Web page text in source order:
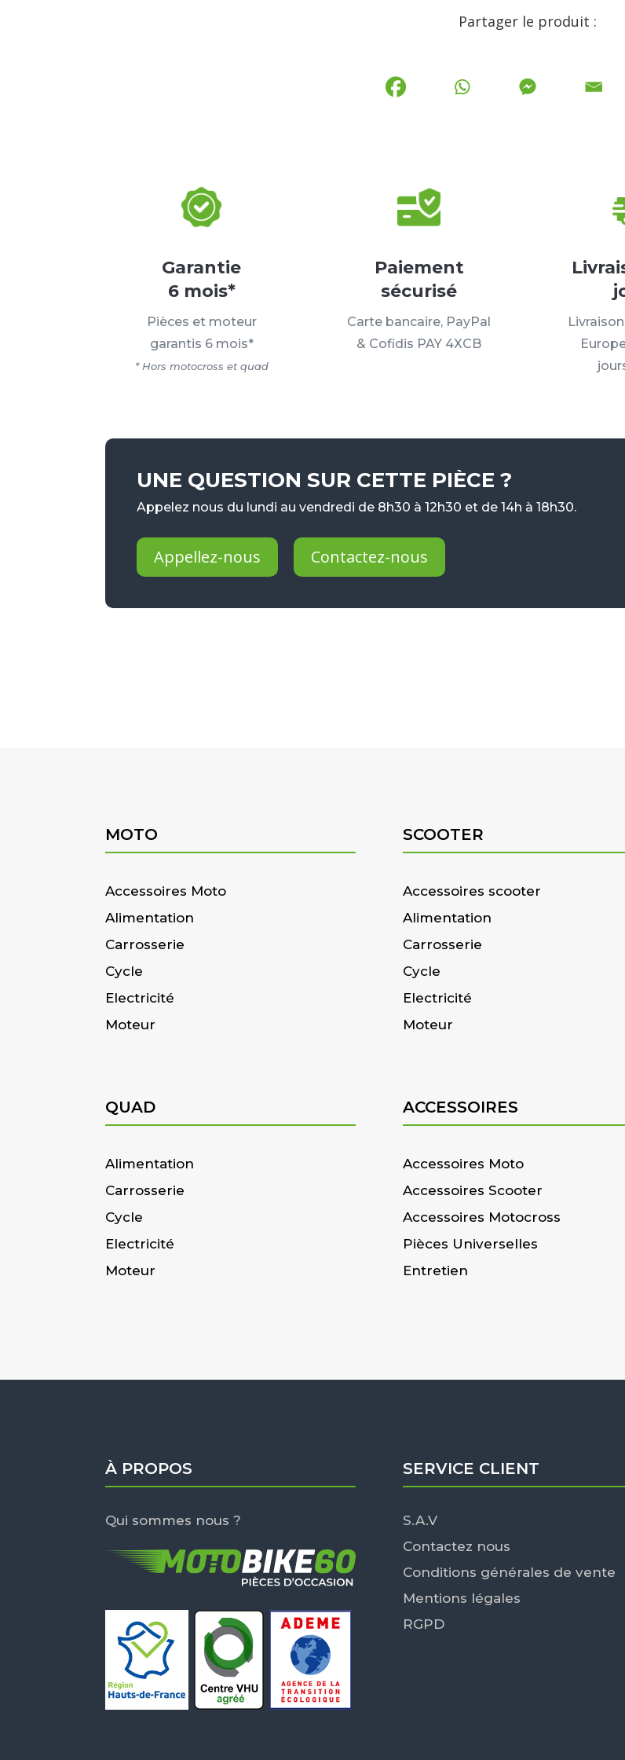
Partager le produit :
Garantie
6 mois*
Pièces et moteur
garantis 6 mois*
* Hors motocross et quad
Paiement
sécurisé
Carte bancaire, PayPal
& Cofidis PAY 4XCB
UNE QUESTION SUR CETTE PIÈCE ?
Appelez nous du lundi au vendredi de 8h30 à 12h30 et de 14h à 18h30.
Appellez-nous Contactez-nous
MOTO
Accessoires Moto
Alimentation
Carrosserie
Cycle
Electricité
Moteur
SCOOTER
Accessoires scooter
Alimentation
Carrosserie
Cycle
Electricité
Moteur
QUAD
Alimentation
Carrosserie
Cycle
Electricité
Moteur
ACCESSOIRES
Accessoires Moto
Accessoires Scooter
Accessoires Motocross
Pièces Universelles
Entretien
À PROPOS
Qui sommes nous ?
SERVICE CLIENT
S.A.V
Contactez nous
Conditions générales de vente
Mentions légales
RGPD